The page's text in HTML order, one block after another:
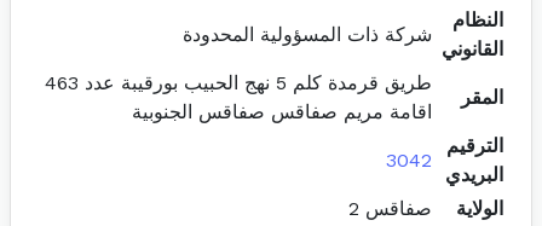
النظام
القانوني
شركة ذات المسؤولية المحدودة
المقر
طريق قرمدة كلم 5 نهج الحبيب بورقيبة عدد 463
اقامة مريم صفاقس صفاقس الجنوبية
الترقيم
البريدي
3042
الولاية صفاقس 2